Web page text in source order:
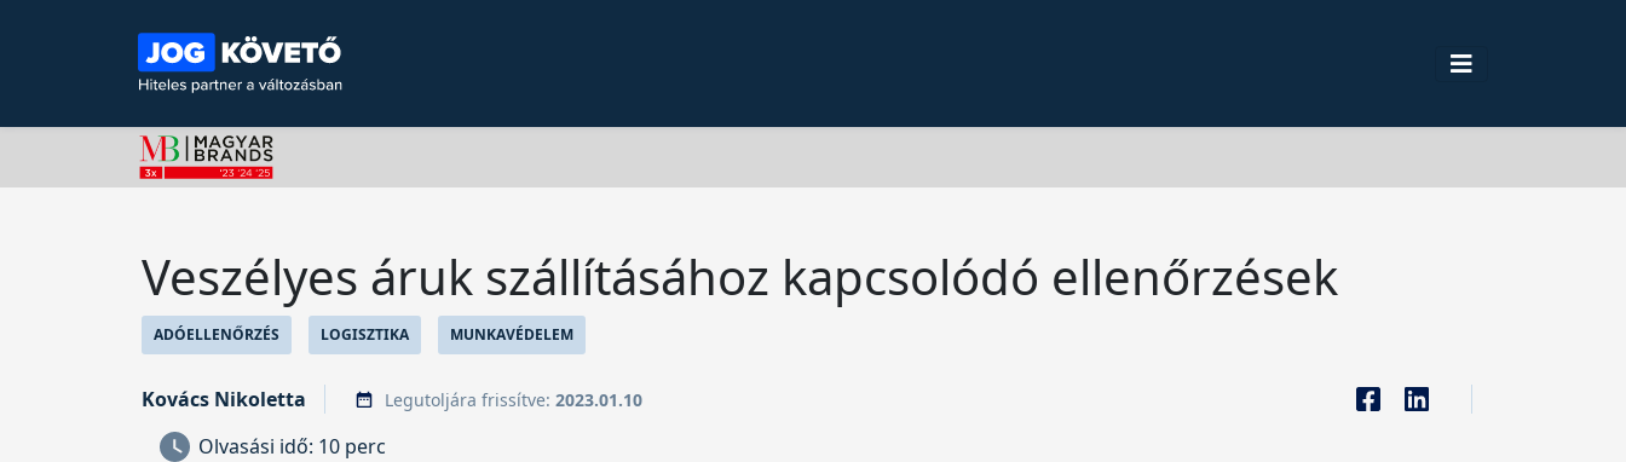
Veszélyes áruk szállításához kapcsolódó ellenőrzések
ADÓELLENŐRZÉS LOGISZTIKA MUNKAVÉDELEM
Kovács Nikoletta Legutoljára frissítve: 2023.01.10
Olvasási idő: 10 perc